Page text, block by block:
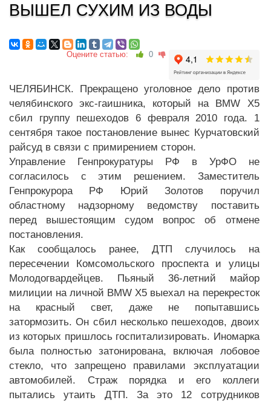
ВЫШЕЛ СУХИМ ИЗ ВОДЫ
Оцените статью: 0
ЧЕЛЯБИНСК. Прекращено уголовное дело против
челябинского экс-гаишника, который на BMW X5
сбил группу пешеходов 6 февраля 2010 года. 1
сентября такое постановление вынес Курчатовский
райсуд в связи с примирением сторон.
Управление Генпрокуратуры РФ в УрФО не
согласилось с этим решением. Заместитель
Генпрокурора РФ Юрий Золотов поручил
областному надзорному ведомству поставить
перед вышестоящим судом вопрос об отмене
постановления.
Как сообщалось ранее, ДТП случилось на
пересечении Комсомольского проспекта и улицы
Молодогвардейцев. Пьяный 36-летний майор
милиции на личной BMW X5 выехал на перекресток
на красный свет, даже не попытавшись
затормозить. Он сбил несколько пешеходов, двоих
из которых пришлось госпитализировать. Иномарка
была полностью затонирована, включая лобовое
стекло, что запрещено правилами эксплуатации
автомобилей. Страж порядка и его коллеги
пытались утаить ДТП. За это 12 сотрудников